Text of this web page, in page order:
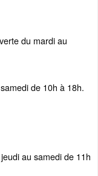
du mardi au
de 10h à 18h.
au samedi de 11h